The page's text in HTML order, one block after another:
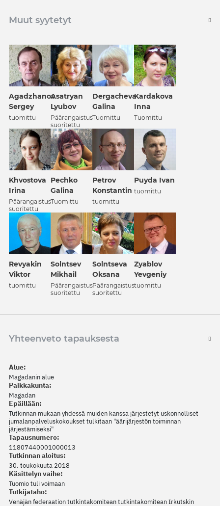
Muut syytetyt
Agadzhanov
Sergey
tuomittu
Asatryan
Lyubov
Päärangaistus
suoritettu
Dergacheva
Galina
Tuomittu
Kardakova
Inna
Tuomittu
Khvostova
Irina
Päärangaistus
suoritettu
Pechko
Galina
Tuomittu
Petrov
Konstantin
tuomittu
Puyda Ivan
tuomittu
Revyakin
Viktor
tuomittu
Solntsev
Mikhail
Päärangaistus
suoritettu
Solntseva
Oksana
Päärangaistus
suoritettu
Zyablov
Yevgeniy
tuomittu
Yhteenveto tapauksesta
Alue:
Magadanin alue
Paikkakunta:
Magadan
Epäillään:
Tutkinnan mukaan yhdessä muiden kanssa järjestetyt uskonnolliset
jumalanpalveluskokoukset tulkitaan "äärijärjestön toiminnan
järjestämiseksi"
Tapausnumero:
11807440001000013
Tutkinnan aloitus:
30. toukokuuta 2018
Käsittelyn vaihe:
Tuomio tuli voimaan
Tutkijataho:
Venäjän federaation tutkintakomitean tutkintakomitean Irkutskin